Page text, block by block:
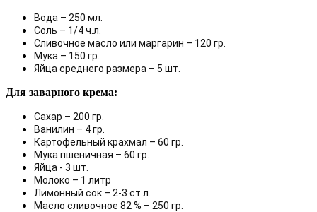
Вода – 250 мл.
Соль – 1/4 ч.л.
Сливочное масло или маргарин – 120 гр.
Мука – 150 гр.
Яйца среднего размера – 5 шт.
Для заварного крема:
Сахар – 200 гр.
Ванилин – 4 гр.
Картофельный крахмал – 60 гр.
Мука пшеничная – 60 гр.
Яйца - 3 шт.
Молоко – 1 литр
Лимонный сок – 2-3 ст.л.
Масло сливочное 82 % – 250 гр.